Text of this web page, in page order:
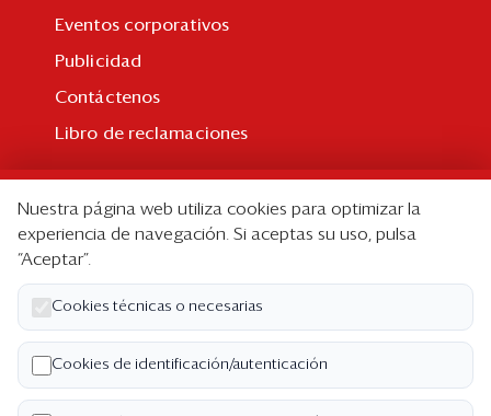
Eventos corporativos
Publicidad
Contáctenos
Libro de reclamaciones
Suscripción individual
Paquetes corporativos
Edición Impresa
Nosotros
Quiénes somos
Nuestra página web utiliza cookies para optimizar la
experiencia de navegación. Si aceptas su uso, pulsa
“Aceptar”.
Cookies técnicas o necesarias
Cookies de identificación/autenticación